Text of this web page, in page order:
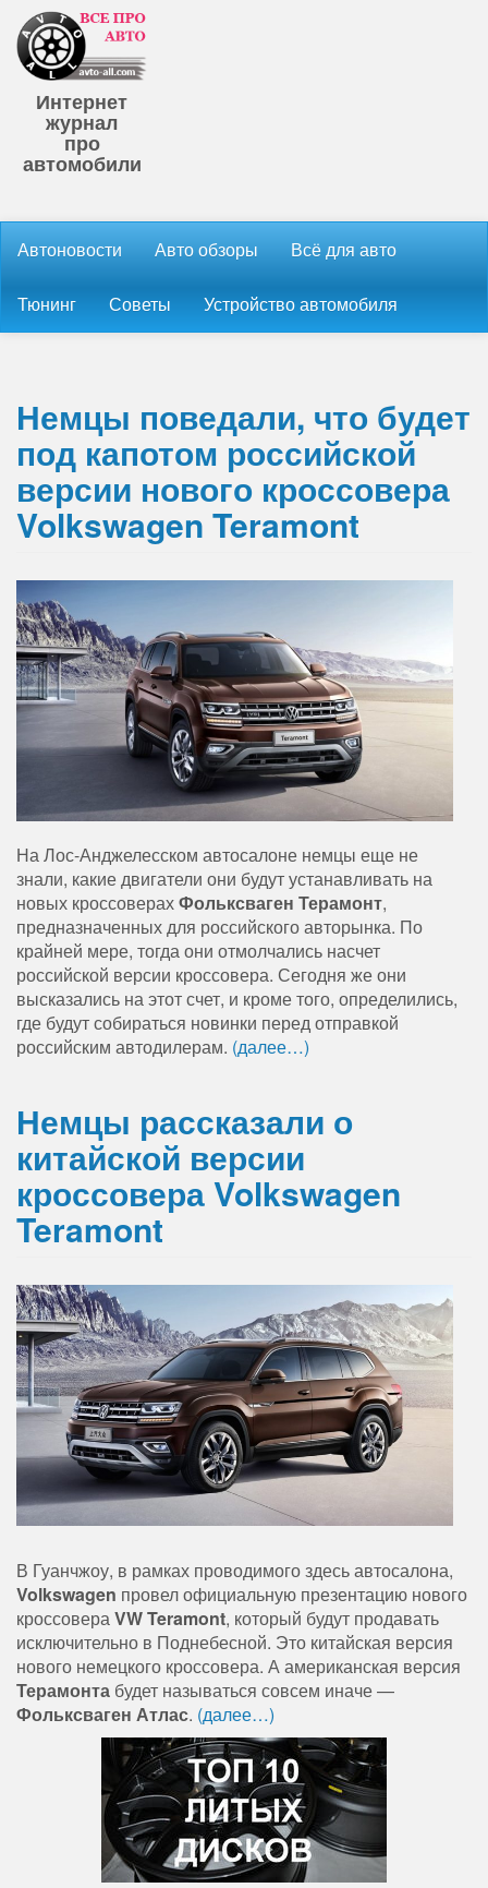
Интернет
журнал
про
автомобили
Автоновости Авто обзоры Всё для авто
Тюнинг Советы Устройство автомобиля
Немцы поведали, что будет
под капотом российской
версии нового кроссовера
Volkswagen Teramont
На Лос-Анджелесском автосалоне немцы еще не
знали, какие двигатели они будут устанавливать на
новых кроссоверахФольксваген Терамонт,
предназначенных для российского авторынка. По
крайней мере, тогда они отмолчались насчет
российской версии кроссовера. Сегодня же они
высказались на этот счет, и кроме того, определились,
где будут собираться новинки перед отправкой
российским автодилерам. (далее…)
Немцы рассказали о
китайской версии
кроссовера Volkswagen
Teramont
В Гуанчжоу, в рамках проводимого здесь автосалона,
Volkswagen провел официальную презентацию нового
кроссовераVW Teramont, который будут продавать
исключительно в Поднебесной. Это китайская версия
нового немецкого кроссовера. А американская версия
Терамонта будет называться совсем иначе —
Фольксваген Атлас. (далее…)